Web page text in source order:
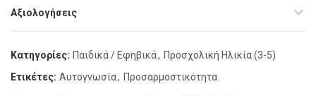
Αξιολογήσεις
Κατηγορίες: Παιδικά / Εφηβικά, Προσχολική Ηλικία (3-5)
Ετικέτες: Αυτογνωσία, Προσαρμοστικότητα